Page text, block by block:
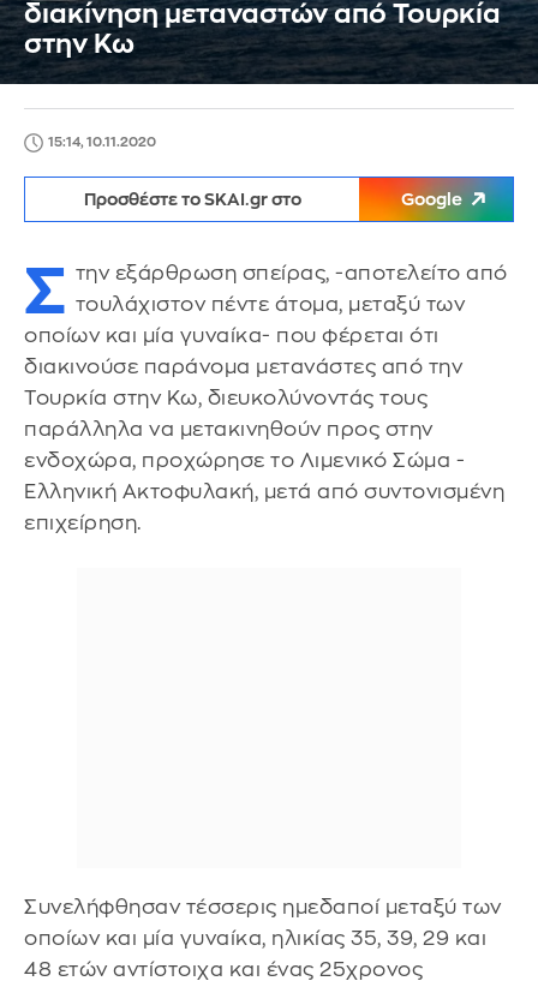
διακίνηση μεταναστών από Τουρκία
στην Κω
15:14, 10.11.2020
Προσθέστε το SKAI.gr στο Google
Σ την εξάρθρωση σπείρας, -αποτελείτο από
τουλάχιστον πέντε άτομα, μεταξύ των
οποίων και μία γυναίκα- που φέρεται ότι
διακινούσε παράνομα μετανάστες από την
Τουρκία στην Κω, διευκολύνοντάς τους
παράλληλα να μετακινηθούν προς στην
ενδοχώρα, προχώρησε το Λιμενικό Σώμα -
Ελληνική Ακτοφυλακή, μετά από συντονισμένη
επιχείρηση.
Συνελήφθησαν τέσσερις ημεδαποί μεταξύ των
οποίων και μία γυναίκα, ηλικίας 35, 39, 29 και
48 ετών αντίστοιχα και ένας 25χρονος